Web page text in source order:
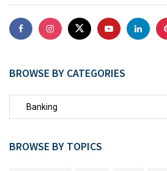
BROWSE BY CATEGORIES
BROWSE BY TOPICS